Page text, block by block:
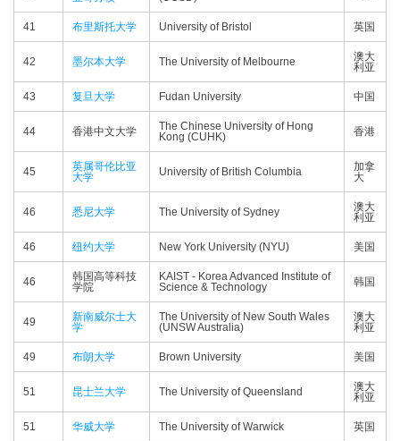
41 布里斯托大学 University of Bristol 英国
42 墨尔本大学 The University of Melbourne
澳大
利亚
43 复旦大学 Fudan University 中国
44 香港中文大学
The Chinese University of Hong
Kong (CUHK)
香港
45
英属哥伦比亚
大学
University of British Columbia
加拿
大
46 悉尼大学 The University of Sydney
澳大
利亚
46 纽约大学 New York University (NYU) 美国
46
韩国高等科技
学院
KAIST - Korea Advanced Institute of
Science & Technology
韩国
49
新南威尔士大
学
The University of New South Wales
(UNSW Australia)
澳大
利亚
49 布朗大学 Brown University 美国
51 昆士兰大学 The University of Queensland
澳大
利亚
51 华威大学 The University of Warwick 英国